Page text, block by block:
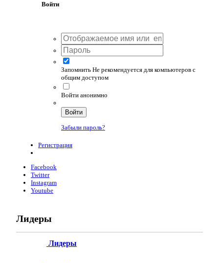
Войти
Запомнить Не рекомендуется для компьютеров с
общим доступом
Войти анонимно
Войти
Забыли пароль?
Регистрация
Facebook
Twitter
Instagram
Youtube
Лидеры
Лидеры